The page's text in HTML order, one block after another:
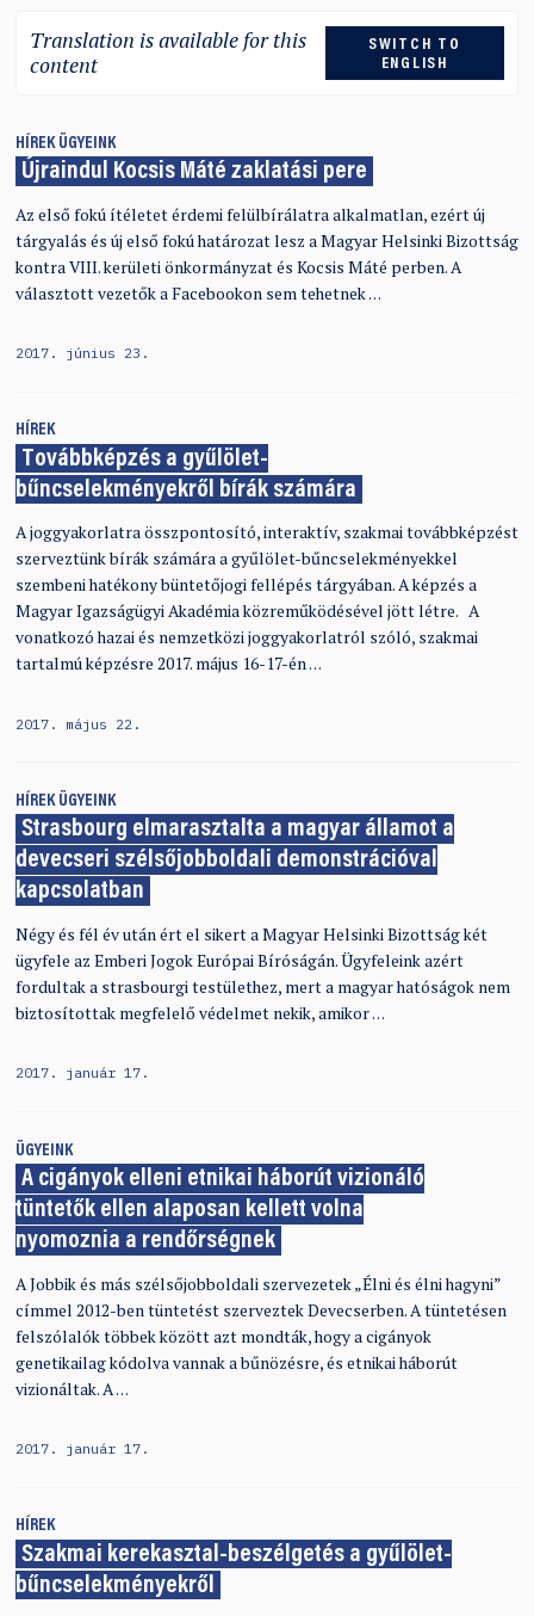
Translation is available for this
content
SWITCH TO
ENGLISH
HÍREK ÜGYEINK
Újraindul Kocsis Máté zaklatási pere
Az első fokú ítéletet érdemi felülbírálatra alkalmatlan, ezért új
tárgyalás és új első fokú határozat lesz a Magyar Helsinki Bizottság
kontra VIII. kerületi önkormányzat és Kocsis Máté perben. A
választott vezetők a Facebookon sem tehetnek …
2017. június 23.
HÍREK
Továbbképzés a gyűlölet-
bűncselekményekről bírák számára
A joggyakorlatra összpontosító, interaktív, szakmai továbbképzést
szerveztünk bírák számára a gyűlölet-bűncselekményekkel
szembeni hatékony büntetőjogi fellépés tárgyában. A képzés a
Magyar Igazságügyi Akadémia közreműködésével jött létre. A
vonatkozó hazai és nemzetközi joggyakorlatról szóló, szakmai
tartalmú képzésre 2017. május 16-17-én …
2017. május 22.
HÍREK ÜGYEINK
Strasbourg elmarasztalta a magyar államot a
devecseri szélsőjobboldali demonstrációval
kapcsolatban
Négy és fél év után ért el sikert a Magyar Helsinki Bizottság két
ügyfele az Emberi Jogok Európai Bíróságán. Ügyfeleink azért
fordultak a strasbourgi testülethez, mert a magyar hatóságok nem
biztosítottak megfelelő védelmet nekik, amikor …
2017. január 17.
ÜGYEINK
A cigányok elleni etnikai háborút vizionáló
tüntetők ellen alaposan kellett volna
nyomoznia a rendőrségnek
A Jobbik és más szélsőjobboldali szervezetek „Élni és élni hagyni”
címmel 2012-ben tüntetést szerveztek Devecserben. A tüntetésen
felszólalók többek között azt mondták, hogy a cigányok
genetikailag kódolva vannak a bűnözésre, és etnikai háborút
vizionáltak. A …
2017. január 17.
HÍREK
Szakmai kerekasztal-beszélgetés a gyűlölet-
bűncselekményekről